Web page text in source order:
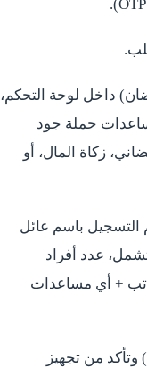
داخل لوحة التحكم،
حملة جود
زكاة المال، أو
الصارمة في 2026 أن يتم التسجيل باسم عائل
عدد أفراد
+ أي مساعدات
من تجهيز